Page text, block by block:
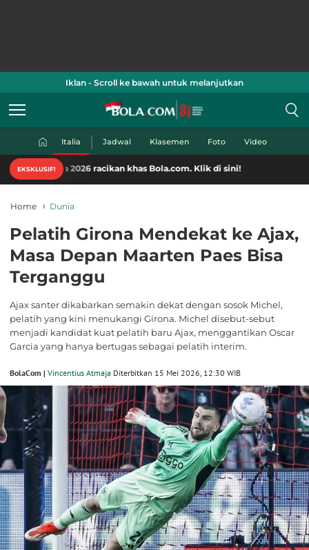
Iklan - Scroll ke bawah untuk melanjutkan
Italia Jadwal Klasemen Foto Video
EKSKLUSIF!
2026 racikan khas Bola.com. Klik di sini!
Home Dunia
Pelatih Girona Mendekat ke Ajax,
Masa Depan Maarten Paes Bisa
Terganggu
Ajax santer dikabarkan semakin dekat dengan sosok Michel,
pelatih yang kini menukangi Girona. Michel disebut-sebut
menjadi kandidat kuat pelatih baru Ajax, menggantikan Oscar
Garcia yang hanya bertugas sebagai pelatih interim.
BolaCom | Vincentius Atmaja Diterbitkan 15 Mei 2026, 12:30 WIB